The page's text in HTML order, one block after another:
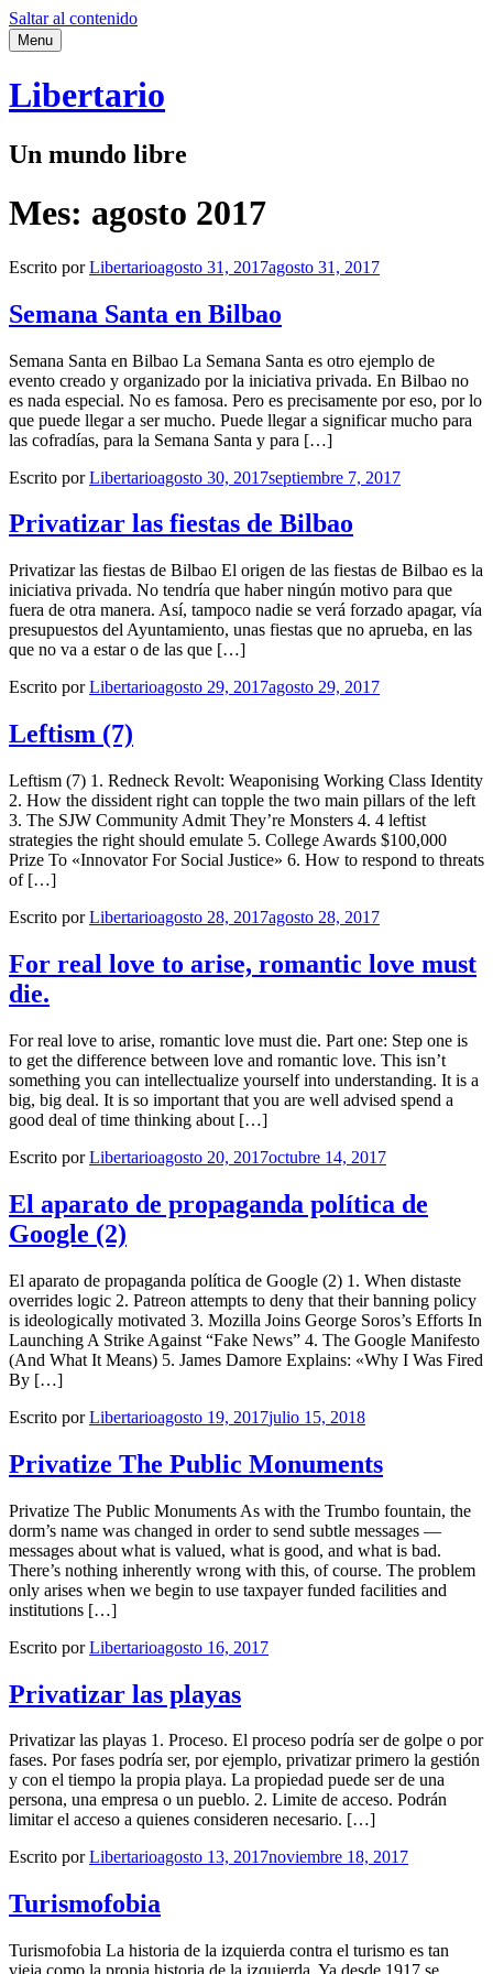
Saltar al contenido
Menu
Libertario
Un mundo libre
Mes: agosto 2017
Escrito porLibertarioagosto 31, 2017agosto 31, 2017
Semana Santa en Bilbao
Semana Santa en Bilbao La Semana Santa es otro ejemplo de
evento creado y organizado por la iniciativa privada. En Bilbao no
es nada especial. No es famosa. Pero es precisamente por eso, por lo
que puede llegar a ser mucho. Puede llegar a significar mucho para
las cofradías, para la Semana Santa y para […]
Escrito porLibertarioagosto 30, 2017septiembre 7, 2017
Privatizar las fiestas de Bilbao
Privatizar las fiestas de Bilbao El origen de las fiestas de Bilbao es la
iniciativa privada. No tendría que haber ningún motivo para que
fuera de otra manera. Así, tampoco nadie se verá forzado apagar, vía
presupuestos del Ayuntamiento, unas fiestas que no aprueba, en las
que no va a estar o de las que […]
Escrito porLibertarioagosto 29, 2017agosto 29, 2017
Leftism (7)
Leftism (7) 1. Redneck Revolt: Weaponising Working Class Identity
2. How the dissident right can topple the two main pillars of the left
3. The SJW Community Admit They’re Monsters 4. 4 leftist
strategies the right should emulate 5. College Awards $100,000
Prize To «Innovator For Social Justice» 6. How to respond to threats
of […]
Escrito porLibertarioagosto 28, 2017agosto 28, 2017
For real love to arise, romantic love must
die.
For real love to arise, romantic love must die. Part one: Step one is
to get the difference between love and romantic love. This isn’t
something you can intellectualize yourself into understanding. It is a
big, big deal. It is so important that you are well advised spend a
good deal of time thinking about […]
Escrito porLibertarioagosto 20, 2017octubre 14, 2017
El aparato de propaganda política de
Google (2)
El aparato de propaganda política de Google (2) 1. When distaste
overrides logic 2. Patreon attempts to deny that their banning policy
is ideologically motivated 3. Mozilla Joins George Soros’s Efforts In
Launching A Strike Against “Fake News” 4. The Google Manifesto
(And What It Means) 5. James Damore Explains: «Why I Was Fired
By […]
Escrito porLibertarioagosto 19, 2017julio 15, 2018
Privatize The Public Monuments
Privatize The Public Monuments As with the Trumbo fountain, the
dorm’s name was changed in order to send subtle messages —
messages about what is valued, what is good, and what is bad.
There’s nothing inherently wrong with this, of course. The problem
only arises when we begin to use taxpayer funded facilities and
institutions […]
Escrito porLibertarioagosto 16, 2017
Privatizar las playas
Privatizar las playas 1. Proceso. El proceso podría ser de golpe o por
fases. Por fases podría ser, por ejemplo, privatizar primero la gestión
y con el tiempo la propia playa. La propiedad puede ser de una
persona, una empresa o un pueblo. 2. Limite de acceso. Podrán
limitar el acceso a quienes consideren necesario. […]
Escrito porLibertarioagosto 13, 2017noviembre 18, 2017
Turismofobia
Turismofobia La historia de la izquierda contra el turismo es tan